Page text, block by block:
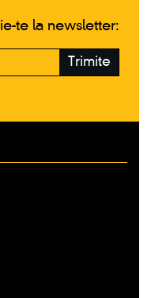
te la newsletter:
Trimite